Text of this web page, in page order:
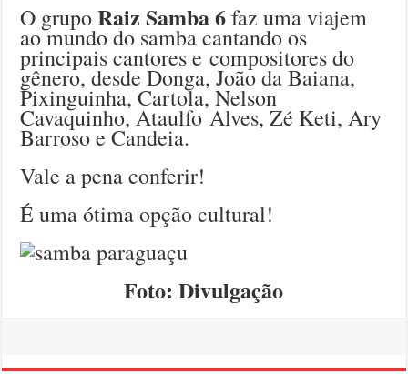
O grupoRaiz Samba 6faz uma viajem
ao mundo do samba cantando os
principais cantores e compositores do
gênero, desde Donga, João da Baiana,
Pixinguinha, Cartola, Nelson
Cavaquinho, Ataulfo Alves, Zé Keti, Ary
Barroso e Candeia.
Vale a pena conferir!
É uma ótima opção cultural!
Foto: Divulgação